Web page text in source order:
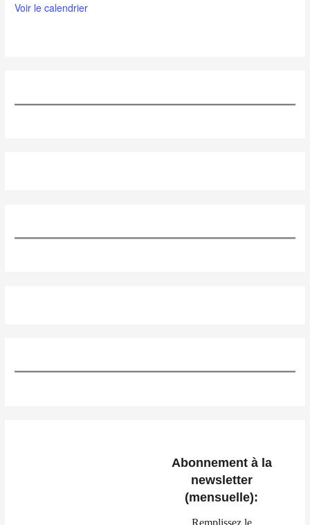
Voir le calendrier
Abonnement à la
newsletter
(mensuelle):
Remplissez le